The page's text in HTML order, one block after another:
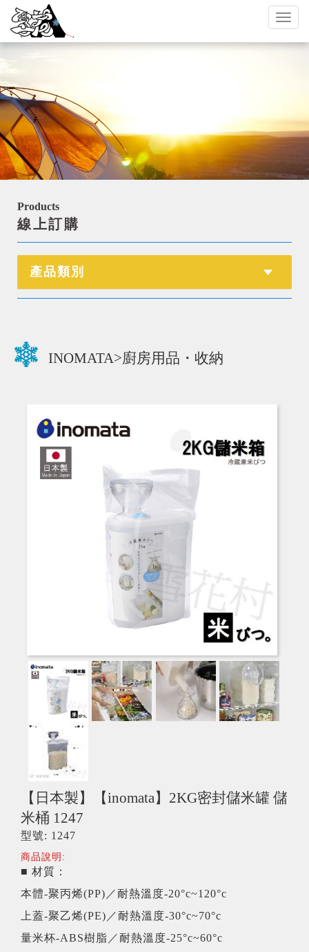
Toggle
Products
線上訂購
產品類別
INOMATA>廚房用品・收納
【日本製】【inomata】2KG密封儲米罐 儲
米桶 1247
型號: 1247
商品說明:
■ 材質：
本體-聚丙烯(PP)／耐熱溫度-20°c~120°c
上蓋-聚乙烯(PE)／耐熱溫度-30°c~70°c
量米杯-ABS樹脂／耐熱溫度-25°c~60°c